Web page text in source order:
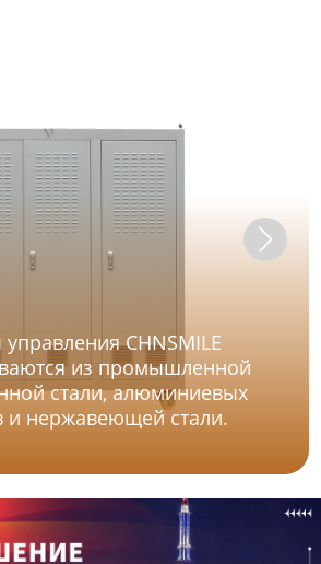
CHNSMILE
из промышленной
стали, алюминиевых
и нержавеющей стали.